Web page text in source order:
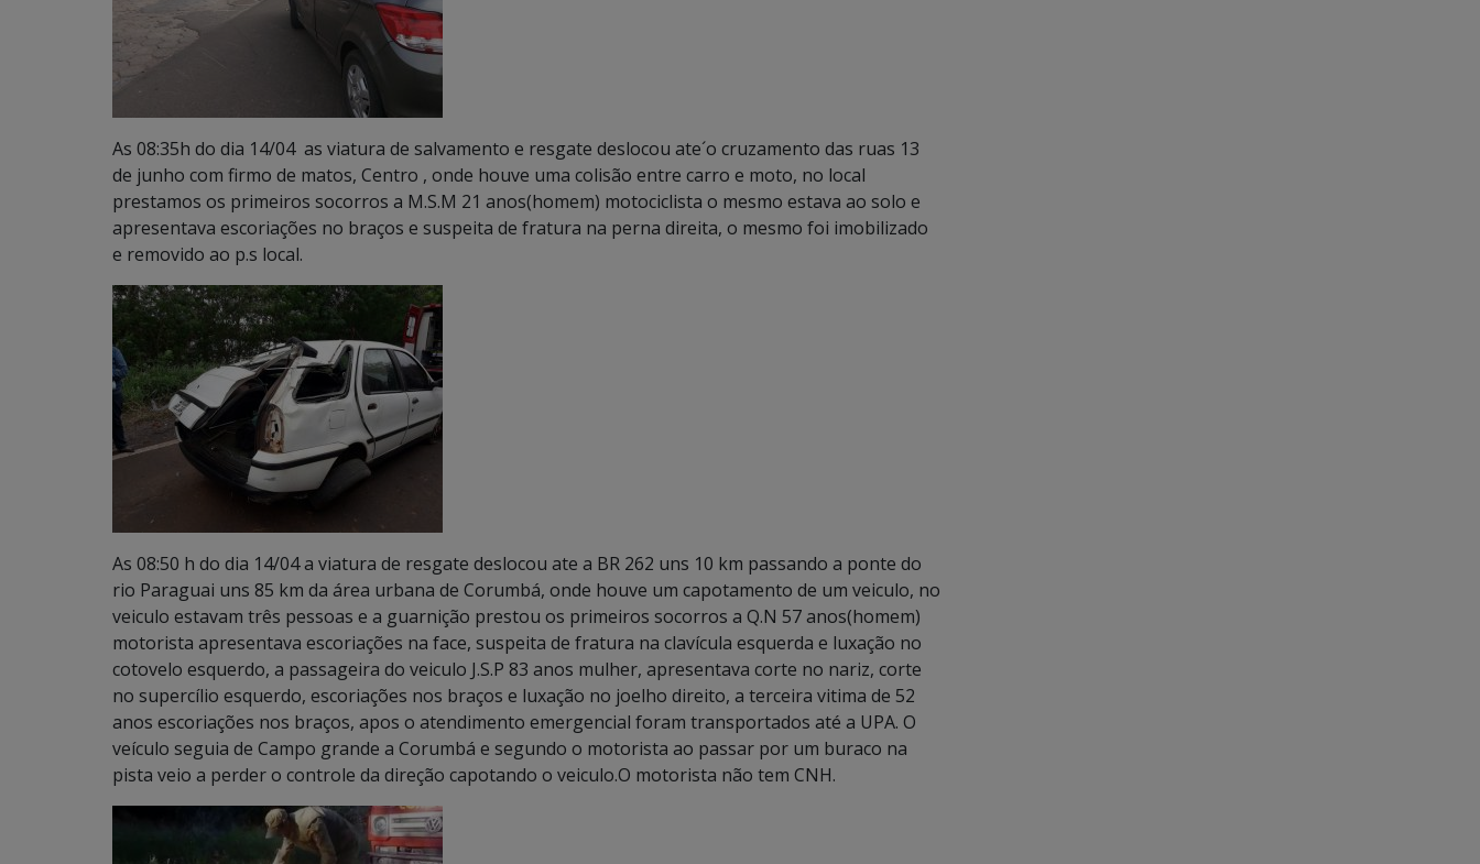
As 08:35h do dia 14/04 as viatura de salvamento e resgate deslocou ate´o cruzamento das ruas 13
de junho com firmo de matos, Centro , onde houve uma colisão entre carro e moto, no local
prestamos os primeiros socorros a M.S.M 21 anos(homem) motociclista o mesmo estava ao solo e
apresentava escoriações no braços e suspeita de fratura na perna direita, o mesmo foi imobilizado
e removido ao p.s local.
As 08:50 h do dia 14/04 a viatura de resgate deslocou ate a BR 262 uns 10 km passando a ponte do
rio Paraguai uns 85 km da área urbana de Corumbá, onde houve um capotamento de um veiculo, no
veiculo estavam três pessoas e a guarnição prestou os primeiros socorros a Q.N 57 anos(homem)
motorista apresentava escoriações na face, suspeita de fratura na clavícula esquerda e luxação no
cotovelo esquerdo, a passageira do veiculo J.S.P 83 anos mulher, apresentava corte no nariz, corte
no supercílio esquerdo, escoriações nos braços e luxação no joelho direito, a terceira vitima de 52
anos escoriações nos braços, apos o atendimento emergencial foram transportados até a UPA. O
veículo seguia de Campo grande a Corumbá e segundo o motorista ao passar por um buraco na
pista veio a perder o controle da direção capotando o veiculo.O motorista não tem CNH.